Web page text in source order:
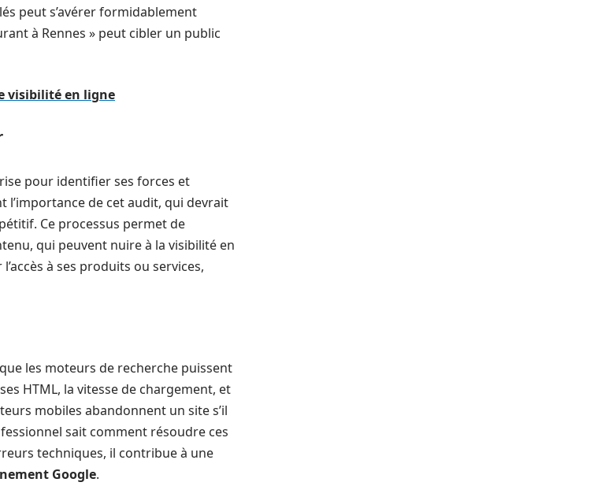
peut s’avérer formidablement
à Rennes » peut cibler un public
visibilité en ligne
pour identifier ses forces et
l’importance de cet audit, qui devrait
Ce processus permet de
qui peuvent nuire à la visibilité en
à ses produits ou services,
les moteurs de recherche puissent
HTML, la vitesse de chargement, et
mobiles abandonnent un site s’il
sait comment résoudre ces
techniques, il contribue à une
Google.